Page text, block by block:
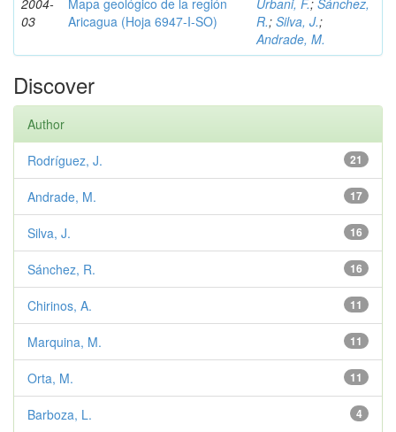
2004-
03
Mapa geológico de la región
Aricagua (Hoja 6947-I-SO)
Urbani, F.; Sánchez,
R.; Silva, J.;
Andrade, M.
Discover
Author
21
Rodríguez, J.
17
Andrade, M.
16
Silva, J.
16
Sánchez, R.
11
Chirinos, A.
11
Marquina, M.
11
Orta, M.
4
Barboza, L.